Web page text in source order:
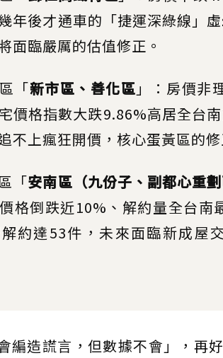
年後才通車的「捷運深綠線」
面臨嚴厲的估值修正。
「新市區、善化區 」：房價非
價格指數大跌9.86%高居全台
不上瘋狂開價，核心蛋黃區的
「安南區（九份子、副都心重劃
格倒跌近10%、解約量全台南
約達53件，未來面臨新成屋
編造謊言，但數據不會」，再